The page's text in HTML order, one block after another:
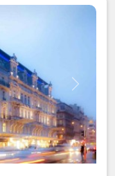
Avanti